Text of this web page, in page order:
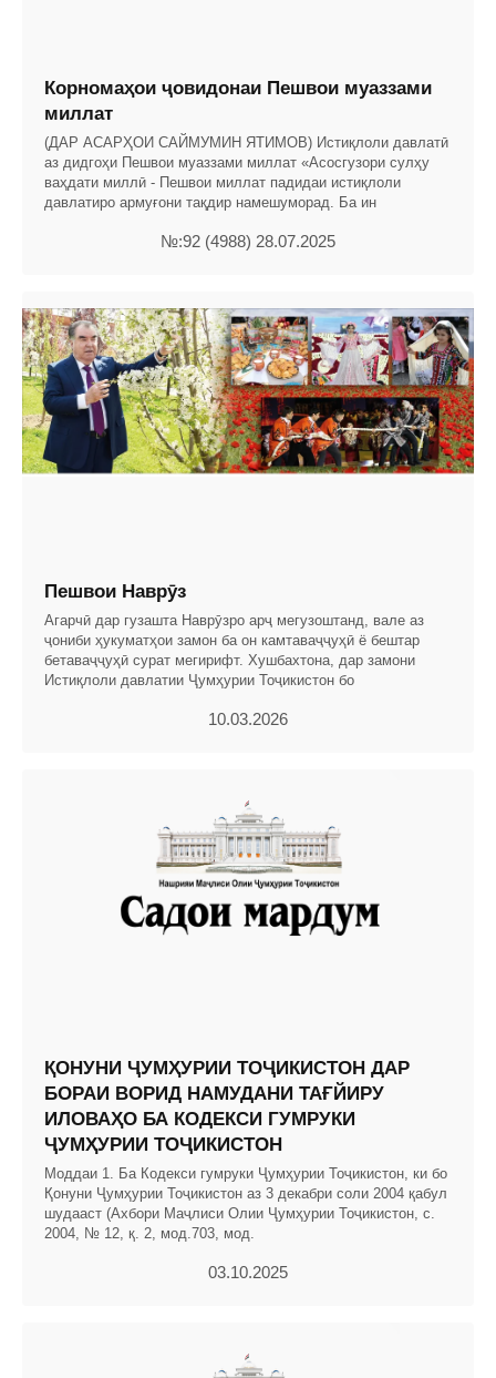
Корномаҳои ҷовидонаи Пешвои муаззами
миллат
(ДАР АСАРҲОИ САЙМУМИН ЯТИМОВ) Истиқлоли давлатӣ
аз дидгоҳи Пешвои муаззами миллат «Асосгузори сулҳу
ваҳдати миллӣ - Пешвои миллат падидаи истиқлоли
давлатиро армуғони тақдир намешуморад. Ба ин
№:92 (4988) 28.07.2025
Пешвои Наврӯз
Агарчӣ дар гузашта Наврӯзро арҷ мегузоштанд, вале аз
ҷониби ҳукуматҳои замон ба он камтаваҷҷуҳӣ ё бештар
бетаваҷҷуҳӣ сурат мегирифт. Хушбахтона, дар замони
Истиқлоли давлатии Ҷумҳурии Тоҷикистон бо
10.03.2026
ҚОНУНИ ҶУМҲУРИИ ТОҶИКИСТОН ДАР
БОРАИ ВОРИД НАМУДАНИ ТАҒЙИРУ
ИЛОВАҲО БА КОДЕКСИ ГУМРУКИ
ҶУМҲУРИИ ТОҶИКИСТОН
Моддаи 1. Ба Кодекси гумруки Ҷумҳурии Тоҷикистон, ки бо
Қонуни Ҷумҳурии Тоҷикистон аз 3 декабри соли 2004 қабул
шудааст (Ахбори Маҷлиси Олии Ҷумҳурии Тоҷикистон, с.
2004, № 12, қ. 2, мод.703, мод.
03.10.2025